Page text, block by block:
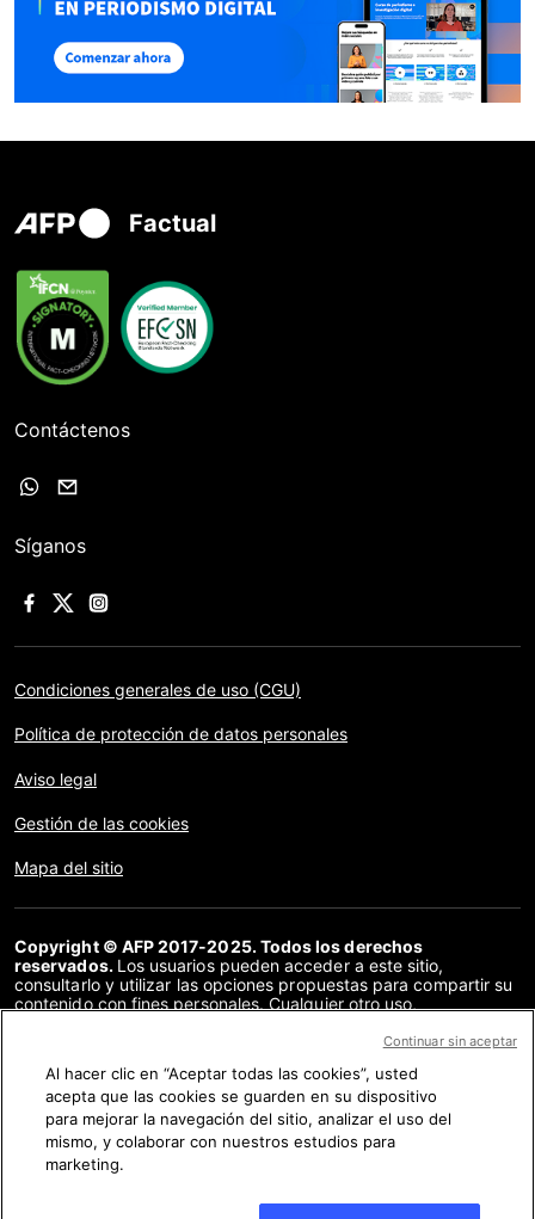
Factual
Contáctenos
Síganos
Condiciones generales de uso (CGU)
Política de protección de datos personales
Aviso legal
Gestión de las cookies
Mapa del sitio
Copyright © AFP 2017-2025. Todos los derechos
reservados. Los usuarios pueden acceder a este sitio,
consultarlo y utilizar las opciones propuestas para compartir su
contenido con fines personales. Cualquier otro uso,
distribución del contenido de este sitio, en su totalidad o en
acuerdo específico firmado con la AFP, está estrictamente
prohibido. Los elementos analizados en cada verificación se
presentan o se enlazan en tanto en cuanto son necesarios para
la correcta comprensión de la verificación en cuestión. La AFP
no cuenta con derechos sobre los autores ni sobre los
propietarios del copyright de estos contenidos de terceras
Al hacer clic en “Aceptar todas las cookies”, usted
acepta que las cookies se guarden en su dispositivo
para mejorar la navegación del sitio, analizar el uso del
mismo, y colaborar con nuestros estudios para
marketing.
Continuar sin aceptar